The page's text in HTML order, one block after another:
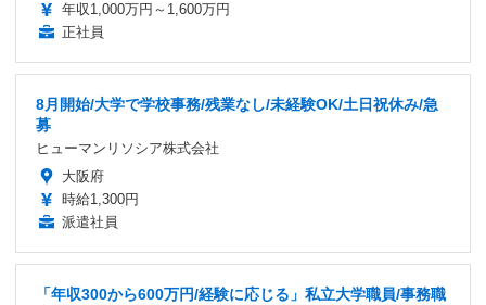
年収1,000万円～1,600万円
正社員
8月開始/大学で学校事務/残業なし/未経験OK/土日祝休み/急
募
ヒューマンリソシア株式会社
大阪府
時給1,300円
派遣社員
「年収300から600万円/経験に応じる」私立大学職員/事務職